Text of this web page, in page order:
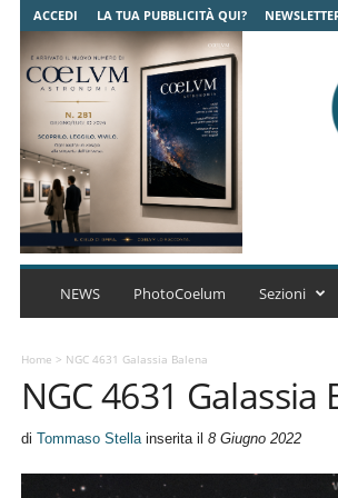
ACCEDI LA TUA PUBBLICITÀ QUI?
C
A
t
r
NEWS PhotoCoelum Sezioni
Home > NGC 4631 Galassia Balena
NGC 4631 Galassia
di Tommaso Stellainserita il 8 Giugno 2022